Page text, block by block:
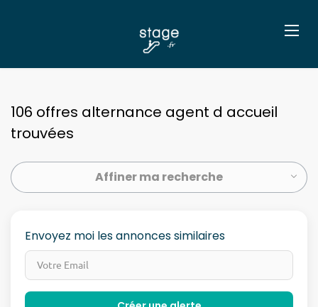
106 offres alternance agent d accueil
trouvées
Affiner ma recherche
Envoyez moi les annonces similaires